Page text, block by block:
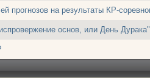
прогнозов на результаты КР-
основ, или День